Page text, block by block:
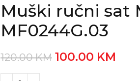
Muški ručni sat
MF0244G.03
120.00KM 100.00 KM